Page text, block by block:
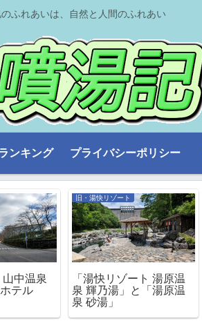
ふれあいは、自然と人間のふれあい
ンキング プライバシーポリシー
中温泉
テル
旧・湯快リゾート
「湯快リゾート 湯原温
泉 輝乃湯」と「湯原温
泉 砂湯」